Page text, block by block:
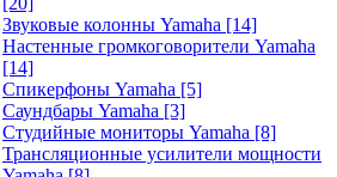
Звуковые колонны Yamaha [14]
Настенные громкоговорители Yamaha
[14]
Спикерфоны Yamaha [5]
Саундбары Yamaha [3]
Студийные мониторы Yamaha [8]
Трансляционные усилители мощности